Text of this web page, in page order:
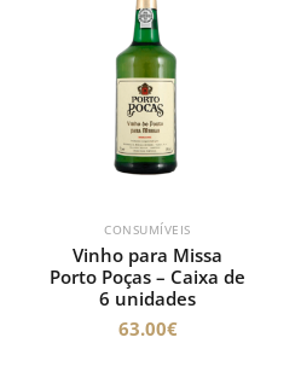
CONSUMÍVEIS
Vinho para Missa
Porto Poças – Caixa de
6 unidades
63.00€